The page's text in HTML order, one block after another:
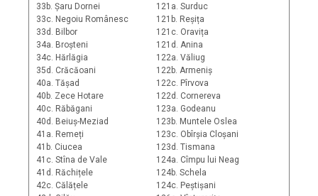
33b. Șaru Dornei
33c. Negoiu Românesc
33d. Bilbor
34a. Broșteni
34c. Hărlăgia
35d. Crăcăoani
40a. Tășad
40b. Zece Hotare
40c. Răbăgani
40d. Beiuș-Meziad
41a. Remeți
41b. Ciucea
41c. Stîna de Vale
41d. Răchițele
42c. Călățele
121a. Surduc
121b. Reșița
121c. Oravița
121d. Anina
122a. Văliug
122b. Armeniș
122c. Pîrvova
122d. Cornereva
123a. Godeanu
123b. Muntele Oslea
123c. Obîrșia Cloșani
123d. Tismana
124a. Cîmpu lui Neag
124b. Schela
124c. Peștișani